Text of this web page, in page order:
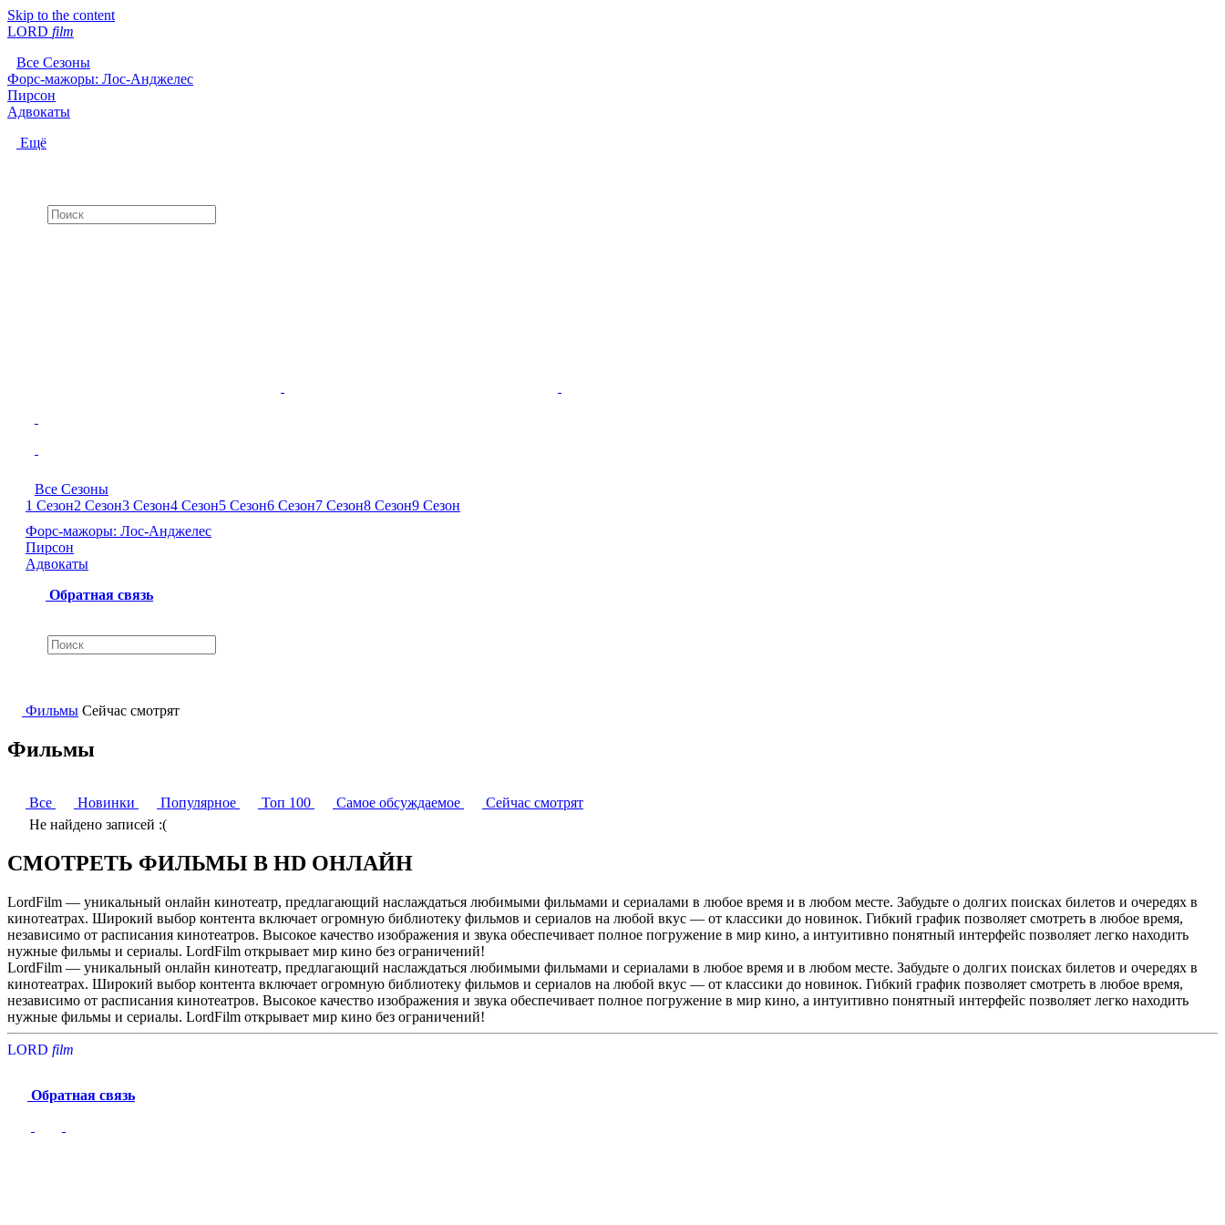
Skip to the content
LORD film
Все Сезоны
Форс-мажоры: Лос-Анджелес
Пирсон
Адвокаты
Ещё
Все Сезоны
1 Сезон2 Сезон3 Сезон4 Сезон5 Сезон6 Сезон7 Сезон8 Сезон9 Сезон
Форс-мажоры: Лос-Анджелес
Пирсон
Адвокаты
Обратная связь
Фильмы Сейчас смотрят
Фильмы
Все Новинки Популярное Топ 100 Самое обсуждаемое
Сейчас смотрят
Не найдено записей :(
СМОТРЕТЬ ФИЛЬМЫ В HD ОНЛАЙН
LordFilm — уникальный онлайн кинотеатр, предлагающий наслаждаться любимыми фильмами и сериалами в любое время и в любом месте. Забудьте о долгих поисках билетов и очередях в
кинотеатрах. Широкий выбор контента включает огромную библиотеку фильмов и сериалов на любой вкус — от классики до новинок. Гибкий график позволяет смотреть в любое время,
независимо от расписания кинотеатров. Высокое качество изображения и звука обеспечивает полное погружение в мир кино, а интуитивно понятный интерфейс позволяет легко находить
нужные фильмы и сериалы. LordFilm открывает мир кино без ограничений!
LordFilm — уникальный онлайн кинотеатр, предлагающий наслаждаться любимыми фильмами и сериалами в любое время и в любом месте. Забудьте о долгих поисках билетов и очередях в
кинотеатрах. Широкий выбор контента включает огромную библиотеку фильмов и сериалов на любой вкус — от классики до новинок. Гибкий график позволяет смотреть в любое время,
независимо от расписания кинотеатров. Высокое качество изображения и звука обеспечивает полное погружение в мир кино, а интуитивно понятный интерфейс позволяет легко находить
нужные фильмы и сериалы. LordFilm открывает мир кино без ограничений!
LORD film
Обратная связь